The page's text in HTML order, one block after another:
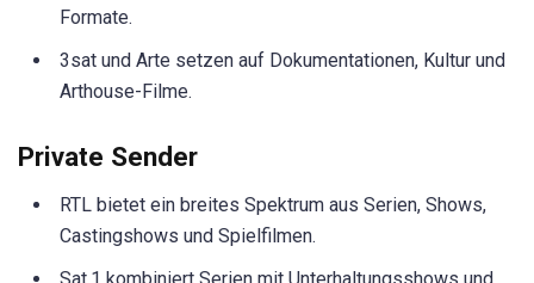
Formate.
3sat und Arte setzen auf Dokumentationen, Kultur und
Arthouse-Filme.
Private Sender
RTL bietet ein breites Spektrum aus Serien, Shows,
Castingshows und Spielfilmen.